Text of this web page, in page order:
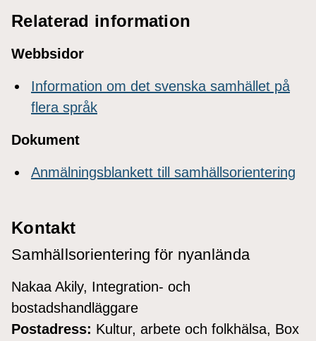
Relaterad information
Webbsidor
Information om det svenska samhället på
flera språk
Dokument
Anmälningsblankett till samhällsorientering
Kontakt
Samhällsorientering för nyanlända
Nakaa Akily, Integration- och
bostadshandläggare
Postadress: Kultur, arbete och folkhälsa, Box